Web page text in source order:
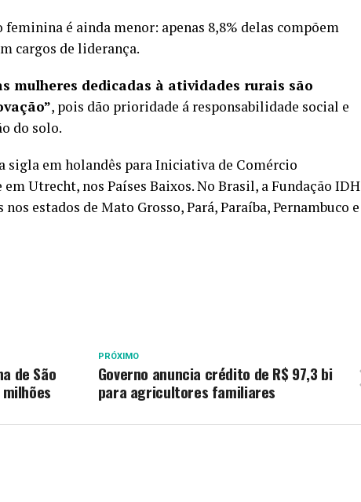
é ainda menor: apenas 8,8% delas compõem
cargos de liderança.
mulheres dedicadas à atividades rurais são
, pois dão prioridade á responsabilidade social e
do solo.
sigla em holandês para Iniciativa de Comércio
Utrecht, nos Países Baixos. No Brasil, a Fundação IDH
estados de Mato Grosso, Pará, Paraíba, Pernambuco e
PRÓXIMO
Governo anuncia crédito de R$ 97,3 bi
para agricultores familiares
de São